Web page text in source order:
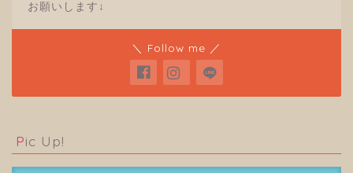
お願いします↓
＼ Follow me ／
Pic Up!